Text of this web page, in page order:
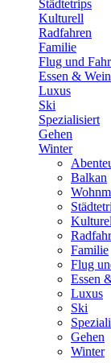
Städtetrips
Kulturell
Radfahren
Familie
Flug und
Essen & Wein
Luxus
Ski
Spezialisiert
Gehen
Winter
Balkan
Familie
Flug
Essen
Luxus
Ski
Gehen
Winter